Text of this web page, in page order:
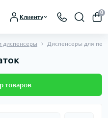
Клиенту
0
диспенсеры Диспенсеры для
товаров